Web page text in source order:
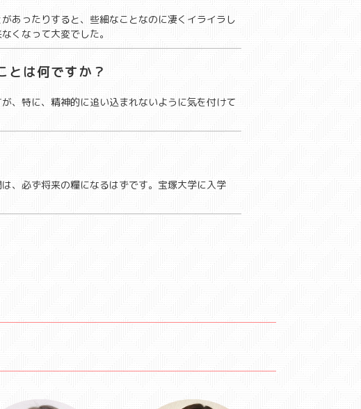
あったりすると、些細なことなのに凄くイライラし
くなって大変でした。
とは何ですか？
、特に、精神的に追い込まれないように気を付けて
、必ず将来の糧になるはずです。宝塚大学に入学